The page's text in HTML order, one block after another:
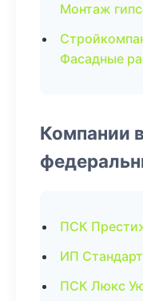
Монтаж
Фасадные
Компании
ПСК
ИП
ПСК Люкс